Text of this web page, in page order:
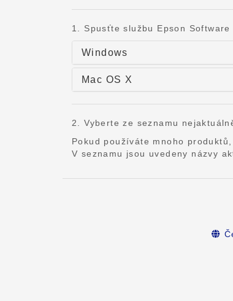
1. Spusťte službu Epson Software
Windows
Mac OS X
2. Vyberte ze seznamu
Pokud používáte mnoho
V seznamu jsou uvedeny názvy